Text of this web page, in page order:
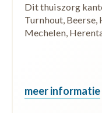
Dit thuiszorg
Turnhout,
Mechelen,
meer informatie